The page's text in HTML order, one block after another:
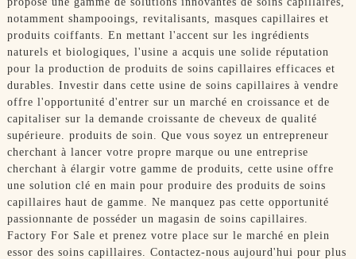
notamment shampooings, revitalisants, masques capillaires et
produits coiffants. En mettant l'accent sur les ingrédients
naturels et biologiques, l'usine a acquis une solide réputation
pour la production de produits de soins capillaires efficaces et
durables. Investir dans cette usine de soins capillaires à vendre
offre l'opportunité d'entrer sur un marché en croissance et de
capitaliser sur la demande croissante de cheveux de qualité
supérieure. produits de soin. Que vous soyez un entrepreneur
cherchant à lancer votre propre marque ou une entreprise
cherchant à élargir votre gamme de produits, cette usine offre
une solution clé en main pour produire des produits de soins
capillaires haut de gamme. Ne manquez pas cette opportunité
passionnante de posséder un magasin de soins capillaires.
Factory For Sale et prenez votre place sur le marché en plein
essor des soins capillaires. Contactez-nous aujourd'hui pour plus